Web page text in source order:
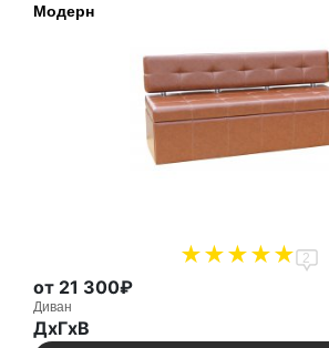
Модерн
2
от 21 300₽
Диван
ДxГxВ